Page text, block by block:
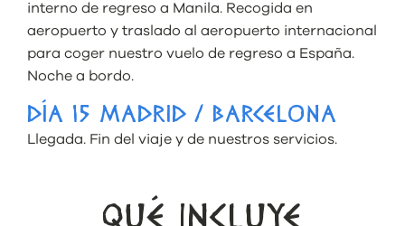
interno de regreso a Manila. Recogida en
aeropuerto y traslado al aeropuerto internacional
para coger nuestro vuelo de regreso a España.
Noche a bordo.
DÍA 15 MADRID / BARCELONA
Llegada. Fin del viaje y de nuestros servicios.